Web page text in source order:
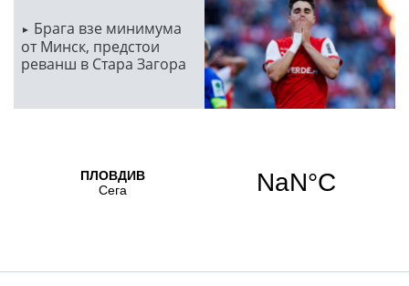
Брага взе минимума
от Минск, предстои
реванш в Стара Загора